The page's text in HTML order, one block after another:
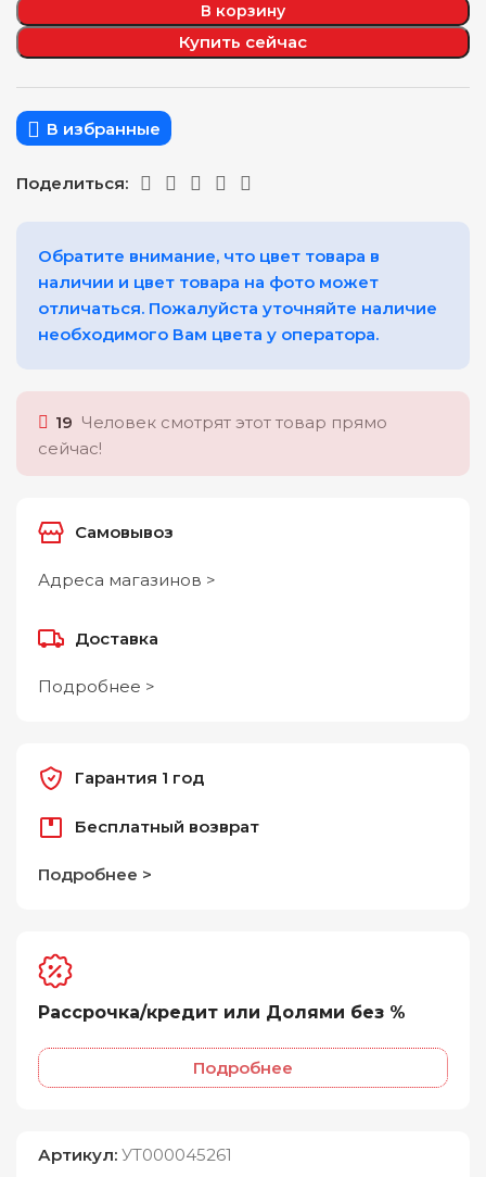
В корзину
Купить сейчас
В избранные
Поделиться:
Обратите внимание, что цвет товара в
наличии и цвет товара на фото может
отличаться. Пожалуйста уточняйте наличие
необходимого Вам цвета у оператора.
19 Человек смотрят этот товар прямо
сейчас!
Самовывоз
Адреса магазинов >
Доставка
Подробнее >
Гарантия 1 год
Бесплатный возврат
Подробнее >
Рассрочка/кредит или Долями без %
Подробнее
Артикул:УТ000045261